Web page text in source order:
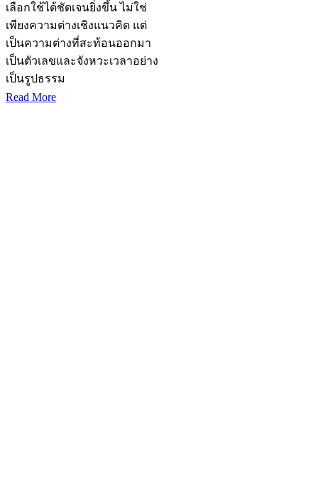
เลือกใช้ได้ชัดเจนยิ่งขึ้น ไม่ใช่
เพียงความต่างเชิงแนวคิด แต่
เป็นความต่างที่สะท้อนออกมา
เป็นตัวเลขและจังหวะเวลาอย่าง
เป็นรูปธรรม
Read More